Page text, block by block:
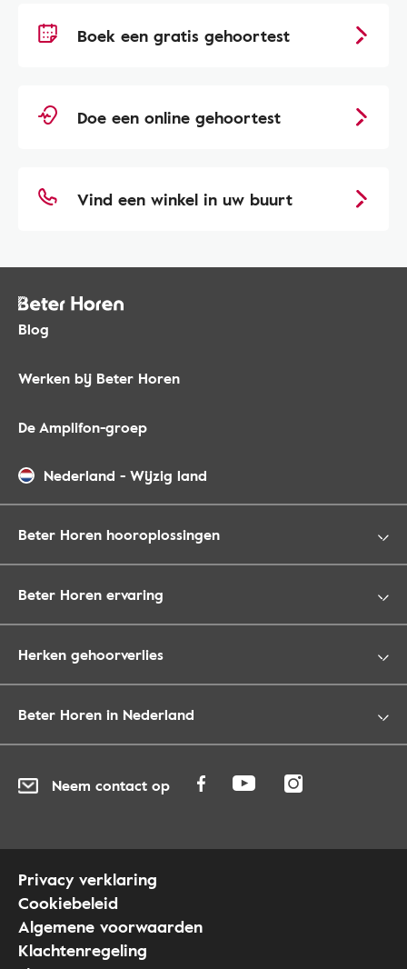
Boek een gratis gehoortest
Doe een online gehoortest
Vind een winkel in uw buurt
Blog
Werken bij Beter Horen
De Amplifon-groep
Nederland - Wijzig land
Beter Horen hooroplossingen
Beter Horen ervaring
Herken gehoorverlies
Beter Horen in Nederland
Neem contact op
Privacy verklaring
Cookiebeleid
Algemene voorwaarden
Klachtenregeling